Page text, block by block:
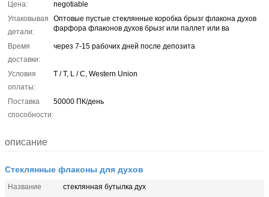
Цена:
negotiable
Упаковывая
детали:
Оптовые пустые стеклянные коробка брызг флакона духов
фарфора флаконов духов брызг или паллет или ва
Время
доставки:
через 7-15 рабочих дней после депозита
Условия
оплаты:
T / T, L / C, Western Union
Поставка
способности:
50000 ПК/день
описание
Стеклянные флаконы для духов
Название
стеклянная бутылка дух